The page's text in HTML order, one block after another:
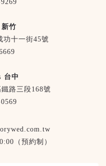
新竹
功十一街45號
台中
路三段168號
（預約制）